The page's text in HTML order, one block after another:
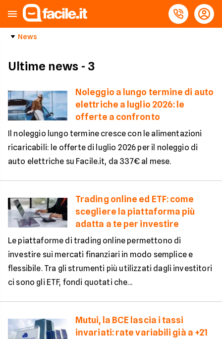
News
Ultime news - 3
Noleggio a lungo termine di auto
elettriche a luglio 2026: le
offerte a confronto
Il noleggio lungo termine cresce con le alimentazioni
ricaricabili: le offerte di luglio 2026 per il noleggio di
auto elettriche su Facile.it, da 337€ al mese.
Trading online ed ETF: come
scegliere la piattaforma più
adatta a te per investire
Le piattaforme di trading online permettono di
investire sui mercati finanziari in modo semplice e
flessibile. Tra gli strumenti più utilizzati dagli investitori
ci sono gli ETF, fondi quotati che...
Mutui, la BCE lascia i tassi
invariati: rate variabili già a +21